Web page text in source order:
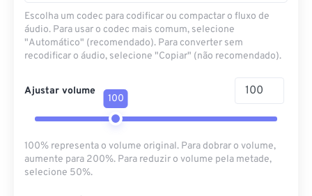
Escolha um codec para codificar ou compactar o fluxo de
áudio. Para usar o codec mais comum, selecione
"Automático" (recomendado). Para converter sem
recodificar o áudio, selecione "Copiar" (não recomendado).
Ajustar volume
100
100% representa o volume original. Para dobrar o volume,
aumente para 200%. Para reduzir o volume pela metade,
selecione 50%.